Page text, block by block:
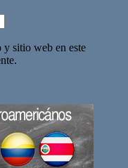
sitio web en este